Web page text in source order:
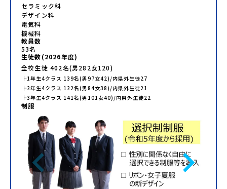
セラミック科
デザイン科
電気科
機械科
教員数
53名
生徒数(2026年度)
全校生徒 402名(男282女120)
├1年生4クラス 139名(男97女42)/内県外生徒27
├2年生4クラス 122名(男84女38)/内県外生徒21
├3年生4クラス 141名(男 101 女40)/内県外生徒22
制服